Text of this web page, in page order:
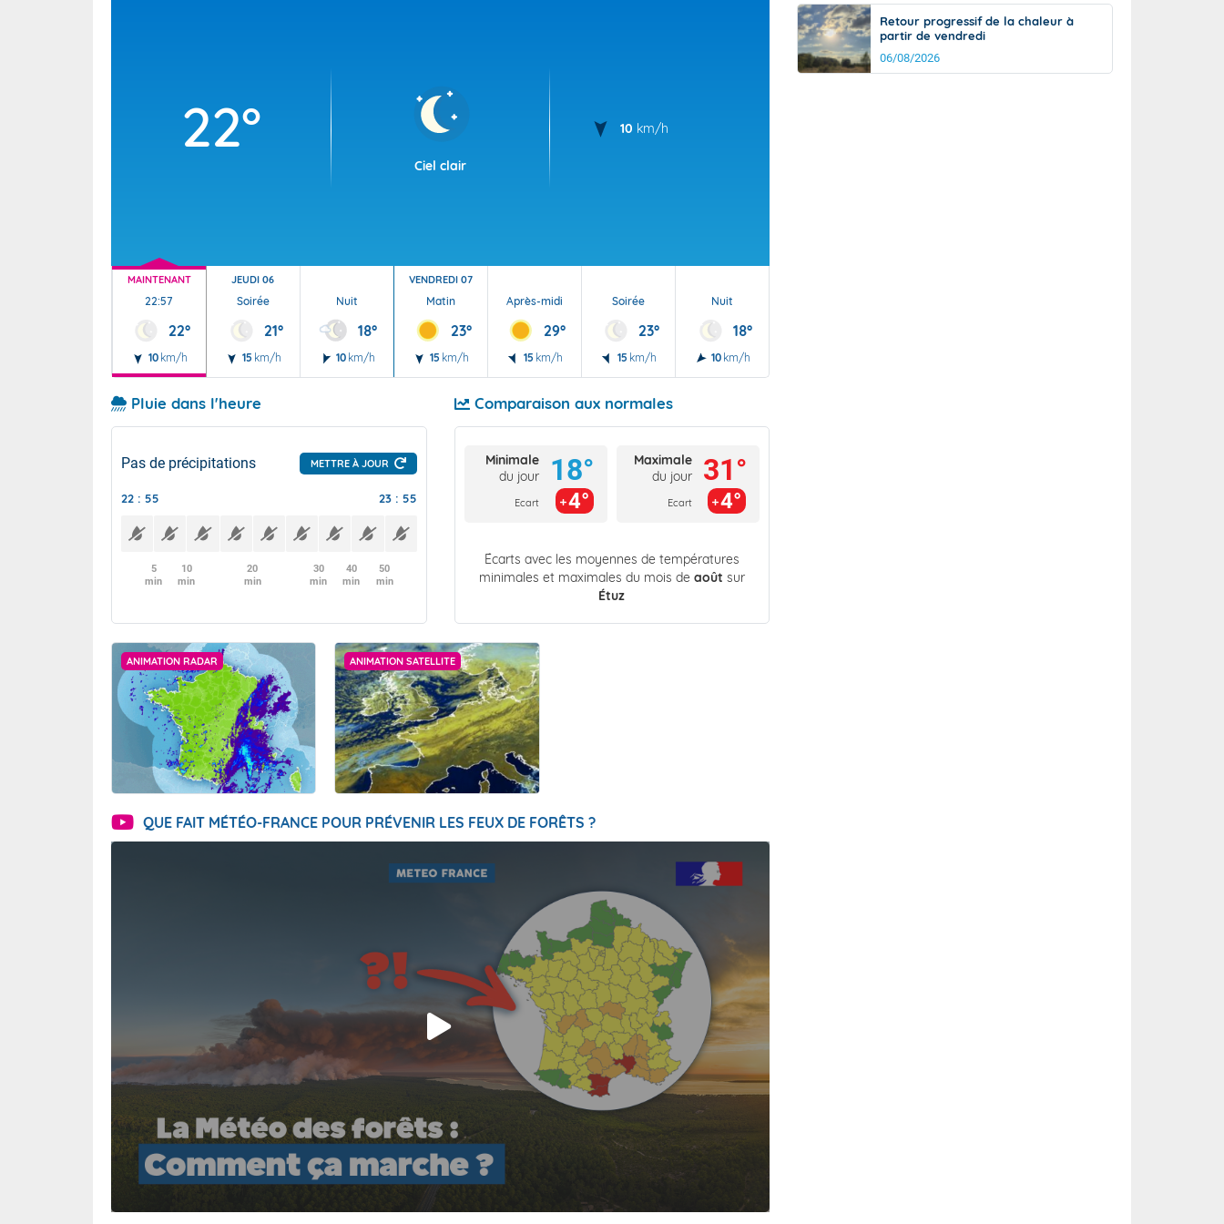
22°
Ciel clair
10 km/h
MAINTENANT
22:57
22°
10 km/h
JEUDI 06
Soirée
21°
15 km/h
Nuit
18°
10 km/h
VENDREDI 07
Matin
23°
15 km/h
Après-midi
29°
15 km/h
Soirée
23°
15 km/h
Nuit
18°
10 km/h
Pluie dans l'heure
Pas de précipitations METTRE À JOUR
22 : 55 23 : 55
5
min
10
min
20
min
30
min
40
min
50
min
Comparaison aux normales
Minimale
du jour
Ecart
18°
4°
Maximale
du jour
Ecart
31°
4°
Écarts avec les moyennes de températures
minimales et maximales du mois de août sur
Étuz
ANIMATION RADAR ANIMATION SATELLITE
QUE FAIT MÉTÉO-FRANCE POUR PRÉVENIR LES FEUX DE FORÊTS ?
Retour progressif de la chaleur à
partir de vendredi
06/08/2026